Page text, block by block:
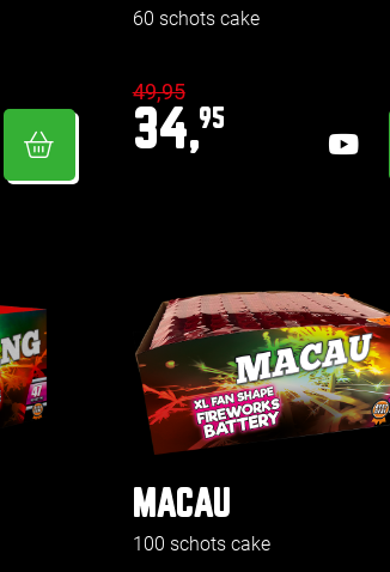
60 schots cake
49,95
34,95
MACAU
100 schots cake